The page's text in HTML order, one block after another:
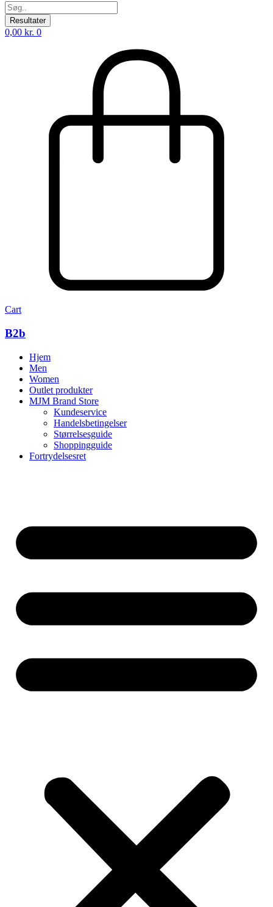
Search
...Resultater
0,00 kr. 0
Cart
B2b
Hjem
Men
Women
Outlet produkter
MJM Brand Store
Kundeservice
Handelsbetingelser
Størrelsesguide
Shoppingguide
Fortrydelsesret